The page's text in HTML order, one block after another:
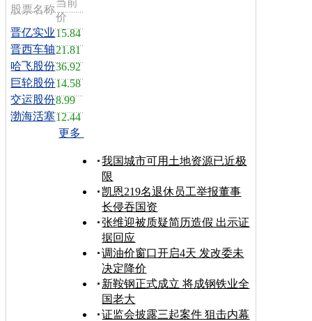
股票名称
价
晋亿实业15.84
晋西车轴21.81
哈飞股份36.92
巨轮股份14.58
交运股份8.99
渤海活塞12.44
更多
我国城市可用土地资源已近极
限
凯恩219名退休员工举报董事
长侵吞国资
张维迎被质疑简历造假 出示证
据回应
调油价窗口开启4天 发改委未
决定降价
新鞍钢正式成立 将成钢铁业全
国老大
证监会披露三起案件 狙击内幕